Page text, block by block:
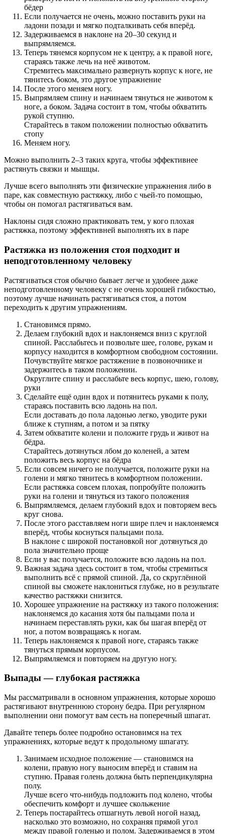
бёдер
Если получается не очень, можно поставить руки на
ладони позади и мягко подталкивать себя вперёд.
Задерживаемся в наклоне на 20–30 секунд и
выпрямляемся.
Теперь тянемся корпусом не к центру, а к правой ноге,
стараясь также лечь на неё животом.
Стремитесь максимально развернуть корпус к ноге, не
тянитесь боком, это другое упражнение
После этого меняем ногу.
Выпрямляем спину и начинаем тянуться не животом к
ноге, а боком. Задача состоит в том, чтобы обхватить
рукой ступню.
Старайтесь в таком положении полностью обхватить
стопу
Меняем ногу.
Можно выполнить 2–3 таких круга, чтобы эффективнее
растянуть связки и мышцы.
Лучше всего выполнять эти физические упражнения либо в
паре, как совместную растяжку, либо с чьей-то помощью,
чтобы он помогал растягиваться вам.
Наклоны сидя сложно практиковать тем, у кого плохая
растяжка, поэтому эффективней выполнять их в паре
Растяжка из положения стоя подходит и
неподготовленному человеку
Растягиваться стоя обычно бывает легче и удобнее даже
неподготовленному человеку с не очень хорошей гибкостью,
поэтому лучше начинать растягиваться стоя, а потом
переходить к другим упражнениям.
Становимся прямо.
Делаем глубокий вдох и наклоняемся вниз с круглой
спиной. Расслабьтесь и позвольте шее, голове, рукам и
корпусу находится в комфортном свободном состоянии.
Почувствуйте мягкое растяжение в позвоночнике и
задержитесь в таком положении.
Округлите спину и расслабьте весь корпус, шею, голову,
руки
Сделайте ещё один вдох и потянитесь руками к полу,
стараясь поставить всю ладонь на пол.
Если доставать до пола ладонью легко, уводите руки
ближе к ступням, а потом и за пятку
Затем обхватите колени и положите грудь и живот на
бёдра.
Старайтесь дотянуться лбом до коленей, а затем
положить весь корпус на бёдра
Если совсем ничего не получается, положите руки на
голени и мягко тянитесь в комфортном положении.
Если растяжка совсем плохая, попробуйте положить
руки на голени и тянуться из такого положения
Выпрямляемся, делаем глубокий вдох и повторяем весь
круг снова.
После этого расставляем ноги шире плеч и наклоняемся
вперёд, чтобы коснуться пальцами пола.
В наклоне с широкой постановкой ног дотянуться до
пола значительно проще
Если у вас получается, положите всю ладонь на пол.
Важная задача здесь состоит в том, чтобы стремиться
выполнить всё с прямой спиной. Да, со скруглённой
спиной вы сможете наклониться глубже, но в результате
качество растяжки снизится.
Хорошее упражнение на растяжку из такого положения:
наклоняемся до касания хотя бы пальцами пола и
начинаем переставлять руки, как бы шагая вперёд от
ног, а потом возвращаясь к ногам.
Теперь наклоняемся к правой ноге, стараясь также
тянуться прямым корпусом.
Выпрямляемся и повторяем на другую ногу.
Выпады — глубокая растяжка
Мы рассматривали в основном упражнения, которые хорошо
растягивают внутреннюю сторону бедра. При регулярном
выполнении они помогут вам сесть на поперечный шпагат.
Давайте теперь более подробно остановимся на тех
упражнениях, которые ведут к продольному шпагату.
Занимаем исходное положение — становимся на
колени, правую ногу выносим вперёд и ставим на
ступню. Правая голень должна быть перпендикулярна
полу.
Лучше всего что-нибудь подложить под колено, чтобы
обеспечить комфорт и лучшее скольжение
Теперь постарайтесь отшагнуть левой ногой назад,
насколько это возможно, но сохраняя прямой угол
между правой голенью и полом. Задерживаемся в этом